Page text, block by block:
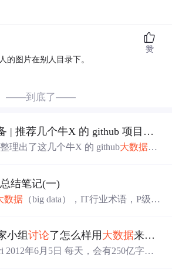
的图片在别人目录下。
赞
——到底了——
荐几个牛X 的 github 项目，助你事半功倍
理出了这几个牛X 的 github大数据项
结笔记(一)
数据 （big data），IT行业术语，P级甚
力、洞察发现力和 流程优化能力的海
产。 eg: 19g 的txt文件--打
小组讨论了怎么样用 大数据来创造社会资本